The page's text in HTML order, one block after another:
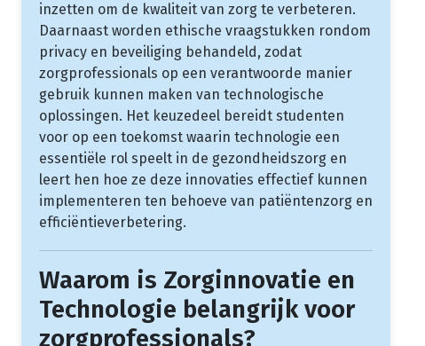
inzetten om de kwaliteit van zorg te verbeteren.
Daarnaast worden ethische vraagstukken rondom
privacy en beveiliging behandeld, zodat
zorgprofessionals op een verantwoorde manier
gebruik kunnen maken van technologische
oplossingen. Het keuzedeel bereidt studenten
voor op een toekomst waarin technologie een
essentiële rol speelt in de gezondheidszorg en
leert hen hoe ze deze innovaties effectief kunnen
implementeren ten behoeve van patiëntenzorg en
efficiëntieverbetering.
Waarom is Zorginnovatie en
Technologie belangrijk voor
zorgprofessionals?